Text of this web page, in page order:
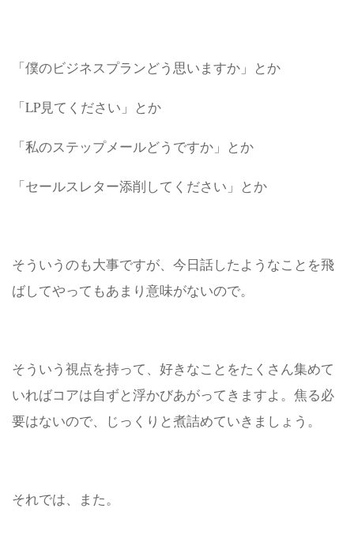
「僕のビジネスプランどう思いますか」とか
「LP見てください」とか
「私のステップメールどうですか」とか
「セールスレター添削してください」とか
そういうのも大事ですが、今日話したようなことを飛
ばしてやってもあまり意味がないので。
そういう視点を持って、好きなことをたくさん集めて
いればコアは自ずと浮かびあがってきますよ。焦る必
要はないので、じっくりと煮詰めていきましょう。
それでは、また。